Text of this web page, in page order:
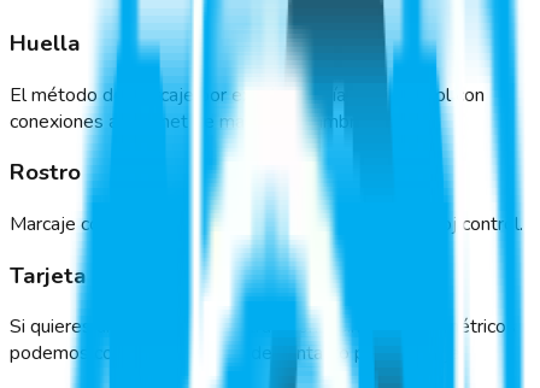
Huella
El método de marcaje por excelencia vía reloj control con
conexiones a internet de manera inalámbrica.
Rostro
Marcaje con reconocimiento facial desde nuestro reloj control.
Tarjeta RFID
Si quieres una manera fácil y tradicional sin datos biométricos
podemos configurar tarjetas de contacto para marcaje.